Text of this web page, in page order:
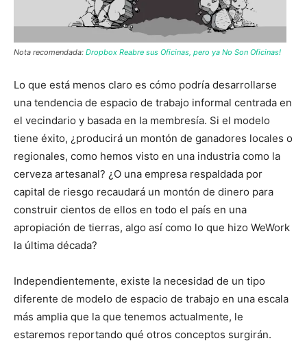
Nota recomendada: Dropbox Reabre sus Oficinas, pero ya No Son Oficinas!
Lo que está menos claro es cómo podría desarrollarse
una tendencia de espacio de trabajo informal centrada en
el vecindario y basada en la membresía. Si el modelo
tiene éxito, ¿producirá un montón de ganadores locales o
regionales, como hemos visto en una industria como la
cerveza artesanal? ¿O una empresa respaldada por
capital de riesgo recaudará un montón de dinero para
construir cientos de ellos en todo el país en una
apropiación de tierras, algo así como lo que hizo WeWork
la última década?
Independientemente, existe la necesidad de un tipo
diferente de modelo de espacio de trabajo en una escala
más amplia que la que tenemos actualmente, le
estaremos reportando qué otros conceptos surgirán.